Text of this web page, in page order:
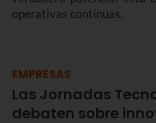
operativas continuas.
EMPRESAS
Las Jornadas
debaten sobre